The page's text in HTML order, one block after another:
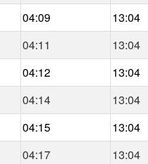
04:09 13:04
04:11 13:04
04:12 13:04
04:14 13:04
04:15 13:04
04:17 13:04